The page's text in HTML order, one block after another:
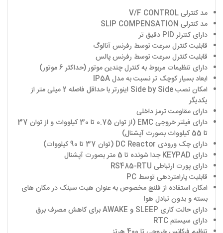
مد کنترلی V/F CONTROL
مد کنترلی SLIP COMPENSATION
دارای کنترلر PID دقیق تر
قابلیت کنترل سرعت توسط رفرنس آنالوگ
قابلیت کنترل سرعت توسط رفرنس پالس
دارای تنظیمات مربوط به کنترل چندین موتور (حداکثر 6 موتور)
ابعاد بسیار کوچک تر نسبت به مدل IP5A
امکان نصب Side by Side اینورتر با حداقل فاصله 2 میلی متر از
یکدیگر
دارای مقاومت ترمز داخلی
دارای فیلتر خروجی EMC (از توان 0.75 تا 30 کیلووات و از توان 37
تا 55 کیلووات بصورت آپشنال)
دارای چک ورودی DC Reactor (توان 37 تا 90 کیلووات)
دارای KEYPAD جدا شونده تا 5 متر بصورت آپشنال
دارای پورت ارتباطی RS485-RTU
قابلیت پارامتردهی توسط PC
امکان استفاده از فلنچ مخصوص به عنوان هیت سینک در مکان های
بسته و بدون تبادل هوا
دارای حالت کاری SLEEP و AWAKE برای کاهش مصرف برق
دارای سیستم RTC